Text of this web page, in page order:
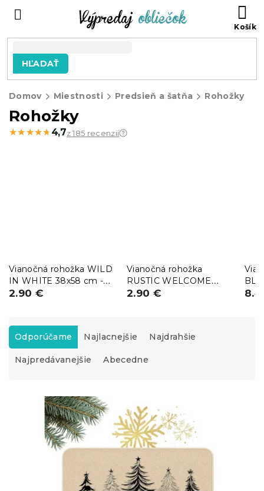
HĽADAŤ
Domov Miestnosti Predsieň a šatňa Rohožky
Rohožky
★★★★★
★★★★★ 4,7z 185 recenzií
Vianočná rohožka WILD
IN WHITE 38x58 cm -
viac variantov
2.90 €
Vianočná rohožka
RUSTIC WELCOME
38x58 cm - viac
2.90 €
cm,
R
a
d
e
Odporúčame Najlacnejšie Najdrahšie
Najpredávanejšie Abecedne